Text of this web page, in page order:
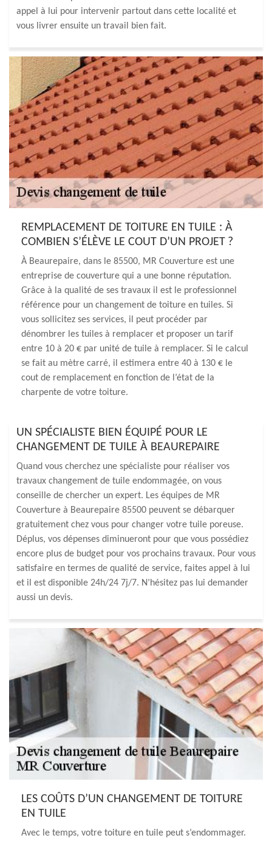
appel à lui pour intervenir partout dans cette localité et
vous livrer ensuite un travail bien fait.
REMPLACEMENT DE TOITURE EN TUILE : À
COMBIEN S’ÉLÈVE LE COUT D’UN PROJET ?
À Beaurepaire, dans le 85500, MR Couverture est une
entreprise de couverture qui a une bonne réputation.
Grâce à la qualité de ses travaux il est le professionnel
référence pour un changement de toiture en tuiles. Si
vous sollicitez ses services, il peut procéder par
dénombrer les tuiles à remplacer et proposer un tarif
entre 10 à 20 € par unité de tuile à remplacer. Si le calcul
se fait au mètre carré, il estimera entre 40 à 130 € le
cout de remplacement en fonction de l’état de la
charpente de votre toiture.
UN SPÉCIALISTE BIEN ÉQUIPÉ POUR LE
CHANGEMENT DE TUILE À BEAUREPAIRE
Quand vous cherchez une spécialiste pour réaliser vos
travaux changement de tuile endommagée, on vous
conseille de chercher un expert. Les équipes de MR
Couverture à Beaurepaire 85500 peuvent se débarquer
gratuitement chez vous pour changer votre tuile poreuse.
Déplus, vos dépenses diminueront pour que vous possédiez
encore plus de budget pour vos prochains travaux. Pour vous
satisfaire en termes de qualité de service, faites appel à lui
et il est disponible 24h/24 7j/7. N’hésitez pas lui demander
aussi un devis.
LES COÛTS D’UN CHANGEMENT DE TOITURE
EN TUILE
Avec le temps, votre toiture en tuile peut s’endommager.